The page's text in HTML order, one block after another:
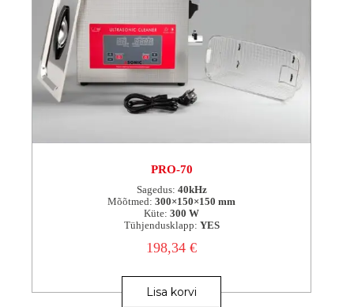
PRO-70
Sagedus: 40kHz
Mõõtmed: 300×150×150 mm
Küte: 300 W
Tühjendusklapp: YES
198,34€
Lisa korvi